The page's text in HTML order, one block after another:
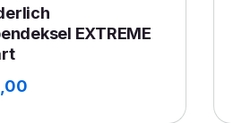
EXTREME